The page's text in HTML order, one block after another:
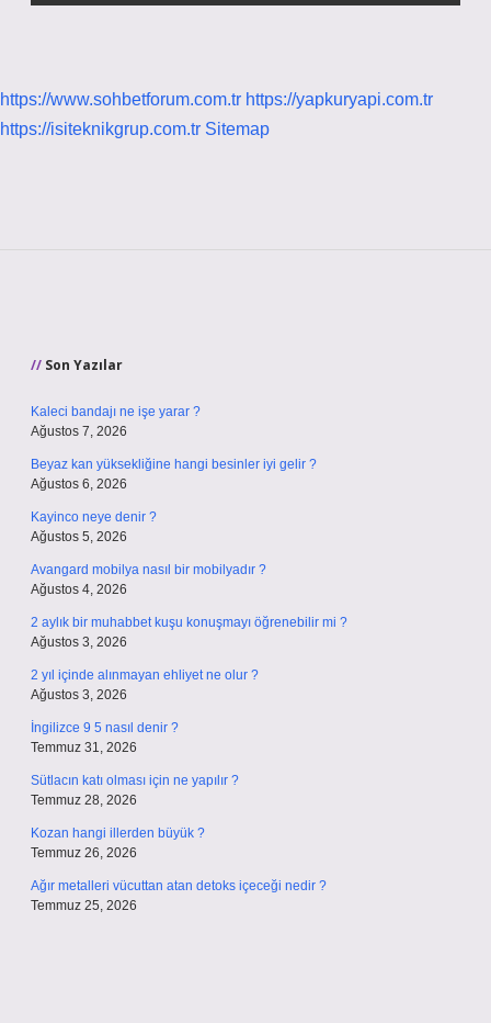
https://www.sohbetforum.com.tr https://yapkuryapi.com.tr
https://isiteknikgrup.com.tr Sitemap
Son Yazılar
Kaleci bandajı ne işe yarar ?
Ağustos 7, 2026
Beyaz kan yüksekliğine hangi besinler iyi gelir ?
Ağustos 6, 2026
Kayinco neye denir ?
Ağustos 5, 2026
Avangard mobilya nasıl bir mobilyadır ?
Ağustos 4, 2026
2 aylık bir muhabbet kuşu konuşmayı öğrenebilir mi ?
Ağustos 3, 2026
2 yıl içinde alınmayan ehliyet ne olur ?
Ağustos 3, 2026
İngilizce 9 5 nasıl denir ?
Temmuz 31, 2026
Sütlacın katı olması için ne yapılır ?
Temmuz 28, 2026
Kozan hangi illerden büyük ?
Temmuz 26, 2026
Ağır metalleri vücuttan atan detoks içeceği nedir ?
Temmuz 25, 2026